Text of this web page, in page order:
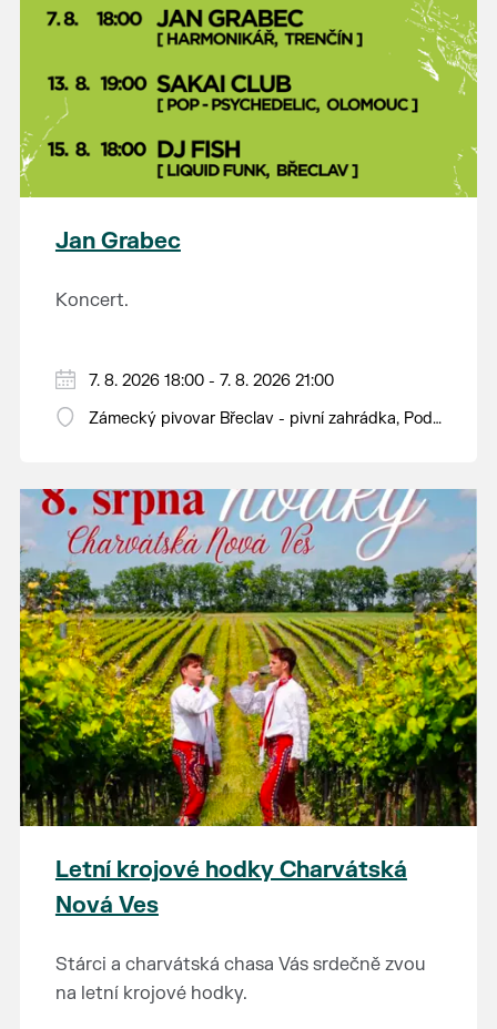
Jan Grabec
Koncert.
7. 8. 2026 18:00 - 7. 8. 2026 21:00
Zámecký pivovar Břeclav - pivní zahrádka, Pod
Letní krojové hodky Charvátská
Nová Ves
Stárci a charvátská chasa Vás srdečně zvou
na letní krojové hodky.